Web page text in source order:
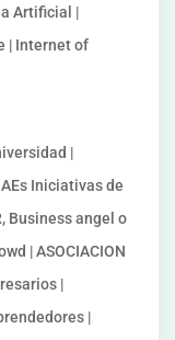
Artificial |
| Internet of
|
Iniciativas de
Business angel o
| ASOCIACION
|
|